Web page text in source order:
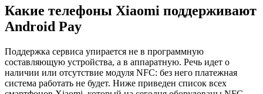
Какие телефоны Xiaomi поддерживают
Android Pay
Поддержка сервиса упирается не в программную
составляющую устройства, а в аппаратную. Речь идет о
наличии или отсутствие модуля NFC: без него платежная
система работать не будет. Ниже приведен список всех